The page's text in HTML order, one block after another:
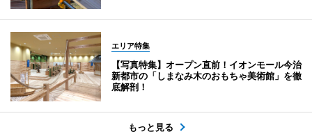
エリア特集
【写真特集】オープン直前！イオンモール今治
新都市の「しまなみ木のおもちゃ美術館」を徹
底解剖！
もっと見る